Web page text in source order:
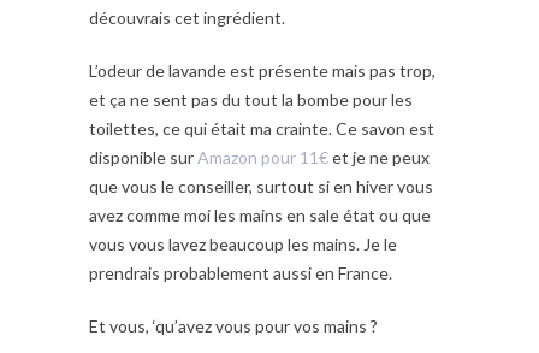
découvrais cet ingrédient.
L’odeur de lavande est présente mais pas trop,
et ça ne sent pas du tout la bombe pour les
toilettes, ce qui était ma crainte. Ce savon est
disponible surAmazon pour 11€et je ne peux
que vous le conseiller, surtout si en hiver vous
avez comme moi les mains en sale état ou que
vous vous lavez beaucoup les mains. Je le
prendrais probablement aussi en France.
Et vous, ‘qu’avez vous pour vos mains ?